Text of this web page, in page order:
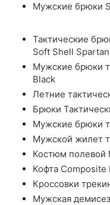
Мужские брюки
Тактические
Soft Shell
Мужские брюки
Black
Летние
Брюки
Мужские брюки
Мужской жилет
Костюм полевой
Кофта Composite
Кроссовки
Мужская